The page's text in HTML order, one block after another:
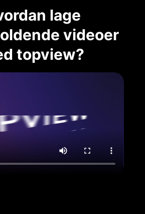
lage
videoer
topview?